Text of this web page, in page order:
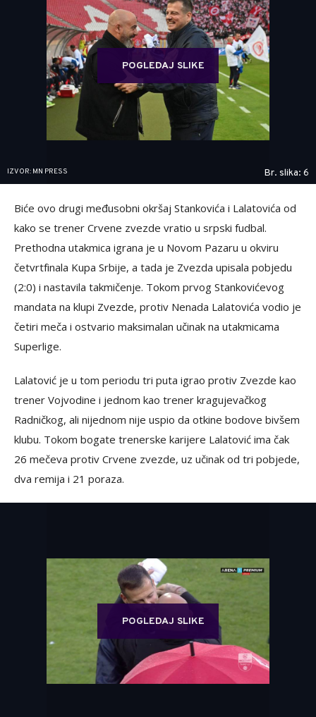
POGLEDAJ SLIKE
IZVOR: MN PRESS Br. slika: 6
Biće ovo drugi međusobni okršaj Stankovića i Lalatovića od
kako se trener Crvene zvezde vratio u srpski fudbal.
Prethodna utakmica igrana je u Novom Pazaru u okviru
četvrtfinala Kupa Srbije, a tada je Zvezda upisala pobjedu
(2:0) i nastavila takmičenje. Tokom prvog Stankovićevog
mandata na klupi Zvezde, protiv Nenada Lalatovića vodio je
četiri meča i ostvario maksimalan učinak na utakmicama
Superlige.
Lalatović je u tom periodu tri puta igrao protiv Zvezde kao
trener Vojvodine i jednom kao trener kragujevačkog
Radničkog, ali nijednom nije uspio da otkine bodove bivšem
klubu. Tokom bogate trenerske karijere Lalatović ima čak
26 mečeva protiv Crvene zvezde, uz učinak od tri pobjede,
dva remija i 21 poraza.
POGLEDAJ SLIKE